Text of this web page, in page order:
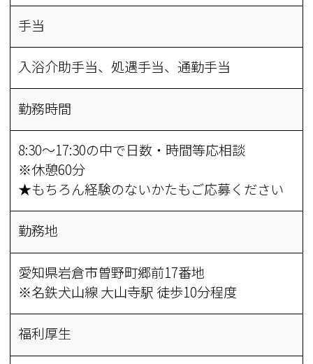
手当
入浴介助手当、処遇手当、通勤手当
勤務時間
8:30～17:30の中で日数・時間等応相談
※休憩60分
★もちろん経験のないかたもご応募ください
勤務地
愛知県岩倉市曽野町郷前17番地
※名鉄犬山線 大山寺駅 徒歩10分程度
福利厚生